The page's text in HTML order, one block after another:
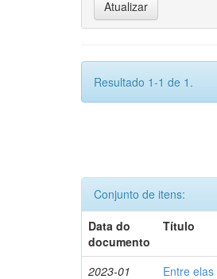
Resultado 1-1 de 1.
Conjunto de itens:
Data do
documento
Título
2023-01 Entre elas